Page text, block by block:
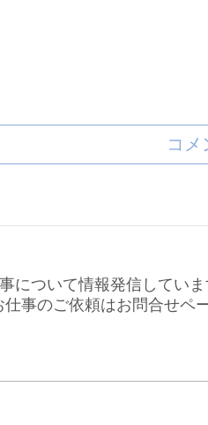
コメ
について情報発信していま
事のご依頼はお問合せペ